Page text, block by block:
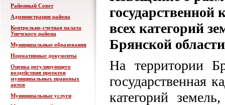
Районный Совет
Администрация района
Контрольно-счетная палата
Унечского района
Муниципальные образования
Нормативные документы
Оценка регулирующего
воздействия проектов
муниципальных правовых
актов
Муниципальные услуги
государственной
всех категорий
Брянской области
На территории
государственная
категорий